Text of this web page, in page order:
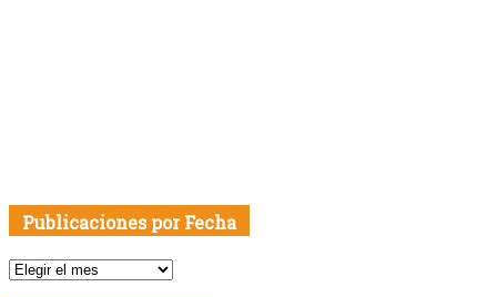
Publicaciones por Fecha
Publicaciones